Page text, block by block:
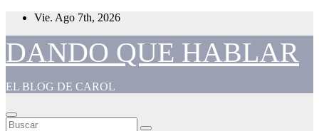
Saltar
contenido
Vie. Ago 7th, 2026
DANDO QUE HABLAR
EL BLOG DE CAROL